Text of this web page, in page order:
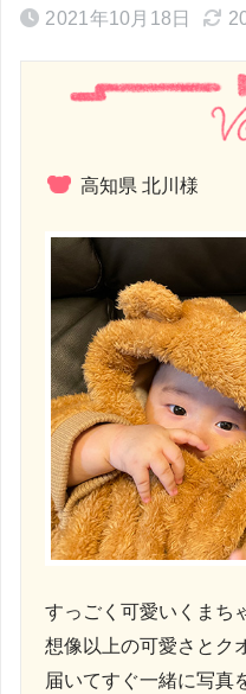
2021年10月18日
高知県 北川様
すっごく可愛いくまち
想像以上の可愛さとク
届いてすぐ一緒に写